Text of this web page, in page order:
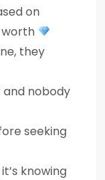
on
worth
they
nobody
seeking
knowing